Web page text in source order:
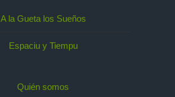
A la Gueta los Sueños
Espaciu y Tiempu
Quién somos